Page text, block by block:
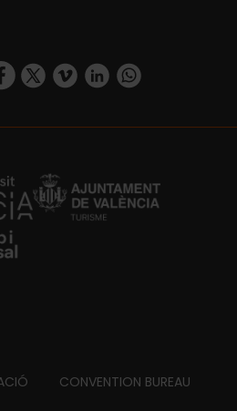
visit_valencia/
user/
www.facebook.com/
https://twitter.com/VisitaValencia
https://vimeo.com/
https://www.linkedin.com/company/turismo-valencia/https://api.whatsapp.com/send/
CONVENTION BUREAU